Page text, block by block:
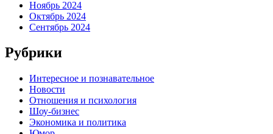
Ноябрь 2024
Октябрь 2024
Сентябрь 2024
Рубрики
Интересное и познавательное
Новости
Отношения и психология
Шоу-бизнес
Экономика и политика